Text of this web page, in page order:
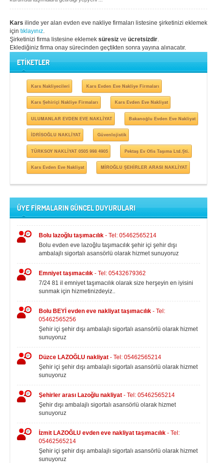
Kars ilinde yer alan evden eve nakliye firmaları listesine şirketinizi eklemek
için tıklayınız.
Şirketinizi firma listesine eklemek süresiz ve ücretsizdir.
Eklediğiniz firma onay sürecinden geçtikten sonra yayına alınacatır.
ETİKETLER
Kars Nakliyecileri Kars Evden Eve Nakliye Firmaları
Kars Şehiriçi Nakliye Firmaları Kars Evden Eve Nakliyat
ULUMANLAR EVDEN EVE NAKLİYAT Bakanoğlu Evden Eve Nakliyat
İDRİSOĞLU NAKLİYAT Güvenlojistik
TÜRKSOY NAKLİYAT 0505 998 4905 Pektaş Ev Ofis Taşıma Ltd.Şti.
Kars Evden Eve Nakliyat MİROĞLU ŞEHİRLER ARASI NAKLİYAT
ÜYE FİRMALARIN GÜNCEL DUYURULARI
Bolu lazoğlu taşımacılık - Tel: 05462565214
Bolu evden eve lazoğlu taşımacılık şehir içi şehir dışı
ambalajlı sigortalı asansörlü olarak hizmet sunuyoruz
Emniyet taşımacılık - Tel: 05432679362
7/24 81 il emniyet taşımacılık olarak size herşeyin en iyisini
sunmak için hizmetinizdeyiz..
Bolu BEYİ evden eve nakliyat taşımacılık - Tel:
05462565256
Şehir içi şehir dışı ambalajlı sigortalı asansörlü olarak hizmet
sunuyoruz
Düzce LAZOĞLU nakliyat - Tel: 05462565214
Şehir içi şehir dışı ambalajlı sigortalı asansörlü olarak hizmet
sunuyoruz
Şehirler arası Lazoğlu nakliyat - Tel: 05462565214
Şehir dışı ambalajlı sigortalı asansörlü olarak hizmet
sunuyoruz
İzmit LAZOĞLU evden eve nakliyat taşımacılık - Tel:
05462565214
Şehir içi şehir dışı ambalajlı sigortalı asansörlü olarak hizmet
sunuyoruz